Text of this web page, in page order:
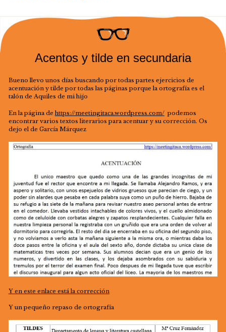
Acentos y tilde en secundaria
Bueno llevo unos días buscando por todas partes ejercicios de
acentuación y tilde por todas las páginas porque la ortografía es el
talón de Aquiles de mi hijo
En la página de https://meetingitaca.wordpress.com/podemos
encontrar varios textos literarios para acentuar y su corrección. Os
dejo el de García Márquez
Y en este enlace está la corrección
Y un pequeño repaso de ortografía